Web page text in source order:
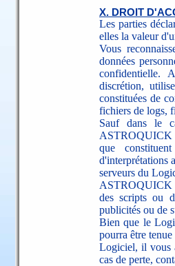
X. DROIT
Les parties
elles la valeur
Vous
données
confidentielle.
discrétion,
constituées de
fichiers de logs,
Sauf dans le
ASTROQUICK
que
d'interprétations
serveurs du
ASTROQUICK
des scripts ou
publicités ou de
Bien que le
pourra être
Logiciel, il vous
cas de perte,